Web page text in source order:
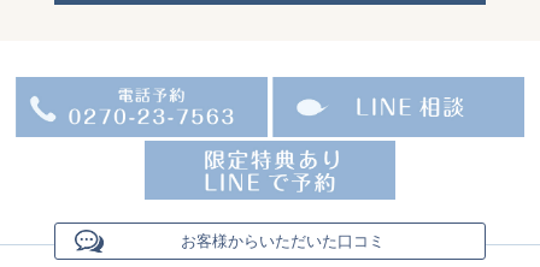
お客様からいただいた口コミ